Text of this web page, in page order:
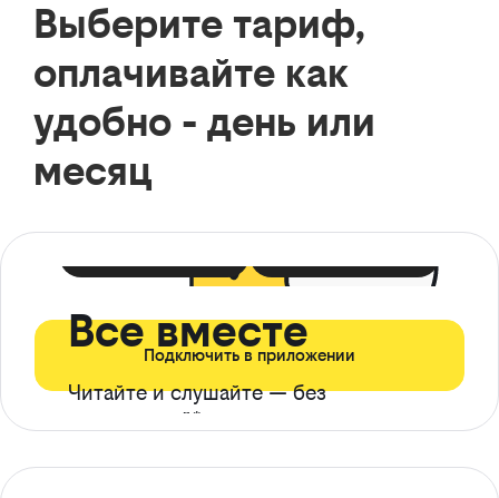
Выберите тариф,
оплачивайте как
удобно - день или
месяц
Все вместе
Читайте и слушайте — без
ограничений*
Подключить в приложении